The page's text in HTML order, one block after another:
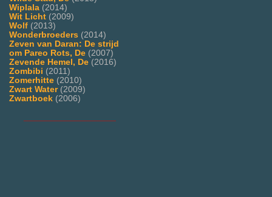
Wiplala (2014)
Wit Licht (2009)
Wolf (2013)
Wonderbroeders (2014)
Zeven van Daran: De strijd
om Pareo Rots, De (2007)
Zevende Hemel, De (2016)
Zombibi (2011)
Zomerhitte (2010)
Zwart Water(2009)
Zwartboek (2006)